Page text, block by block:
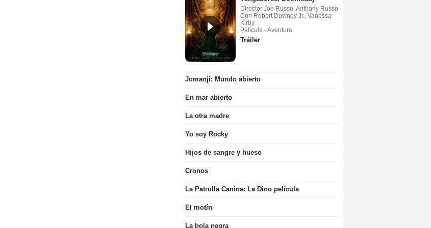
Director Joe Russo, Anthony Russo
Con Robert Downey Jr., Vanessa
Kirby
Película - Aventura
Tráiler
Jumanji: Mundo abierto
En mar abierto
La otra madre
Yo soy Rocky
Hijos de sangre y hueso
Cronos
La Patrulla Canina: La Dino película
El motín
La bola negra